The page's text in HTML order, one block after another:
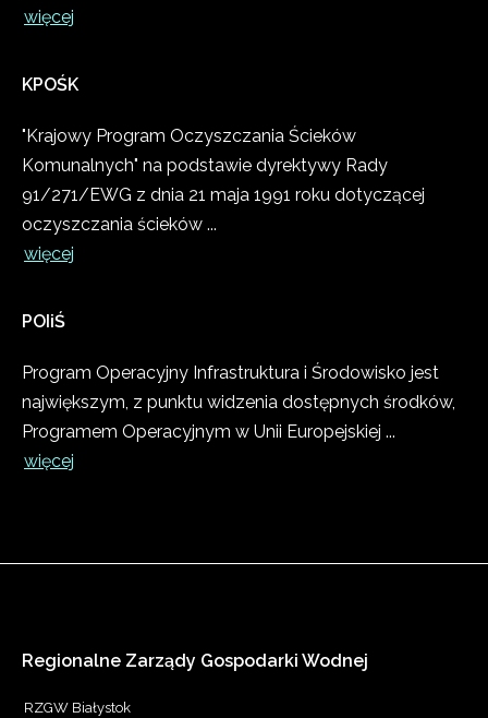
więcej
KPOŚK
"Krajowy Program Oczyszczania Ścieków
Komunalnych" na podstawie dyrektywy Rady
91/271/EWG z dnia 21 maja 1991 roku dotyczącej
oczyszczania ścieków ...
więcej
POIiŚ
Program Operacyjny Infrastruktura i Środowisko jest
największym, z punktu widzenia dostępnych środków,
Programem Operacyjnym w Unii Europejskiej ...
więcej
Regionalne Zarządy Gospodarki Wodnej
RZGW Białystok